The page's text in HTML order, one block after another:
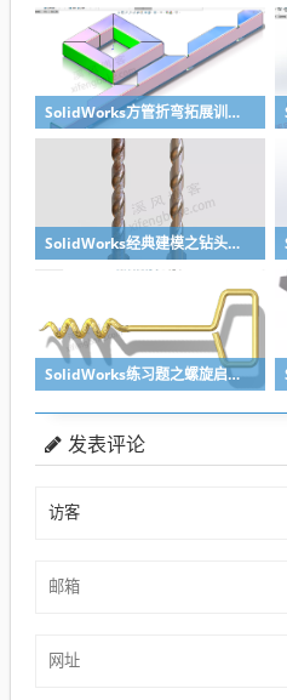
SolidWorks方管折弯拓展训练，你会了吗？
SolidWorks经典建模之钻头刀具的绘制，螺纹收尾是关键技巧
SolidWorks练习题之螺旋启瓶器，螺旋头是关键
发表评论